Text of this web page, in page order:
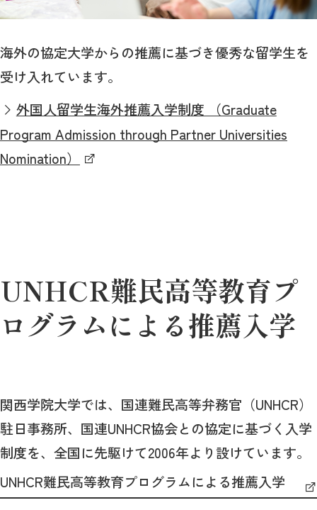
海外の協定大学からの推薦に基づき優秀な留学生を
受け入れています。
外国人留学生海外推薦入学制度 （Graduate
Program Admission through Partner Universities
Nomination）
UNHCR難民高等教育プ
ログラムによる推薦入学
関西学院大学では、国連難民高等弁務官（UNHCR）
駐日事務所、国連UNHCR協会との協定に基づく入学
制度を、全国に先駆けて2006年より設けています。
UNHCR難民高等教育プログラムによる推薦入学